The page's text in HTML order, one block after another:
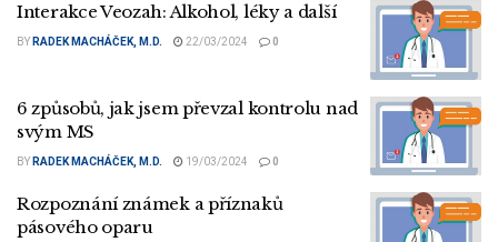
Interakce Veozah: Alkohol, léky a další
BY RADEK MACHÁČEK, M.D. 22/03/2024 0
6 způsobů, jak jsem převzal kontrolu nad
svým MS
BY RADEK MACHÁČEK, M.D. 19/03/2024 0
Rozpoznání známek a příznaků
pásového oparu